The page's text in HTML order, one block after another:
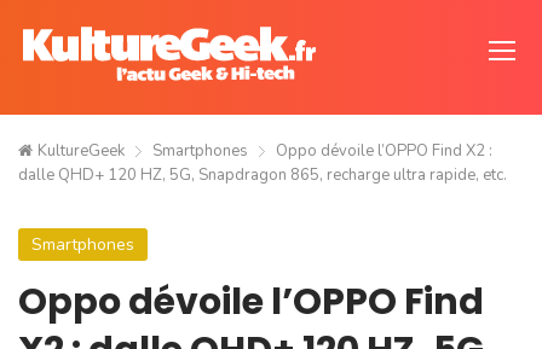
KultureGeek Smartphones
Oppo dévoile l’OPPO Find X2 :
dalle QHD+ 120 HZ, 5G, Snapdragon 865, recharge ultra rapide, etc.
Smartphones
Oppo dévoile l’OPPO Find